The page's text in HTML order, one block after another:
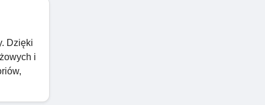
Dzięki
i